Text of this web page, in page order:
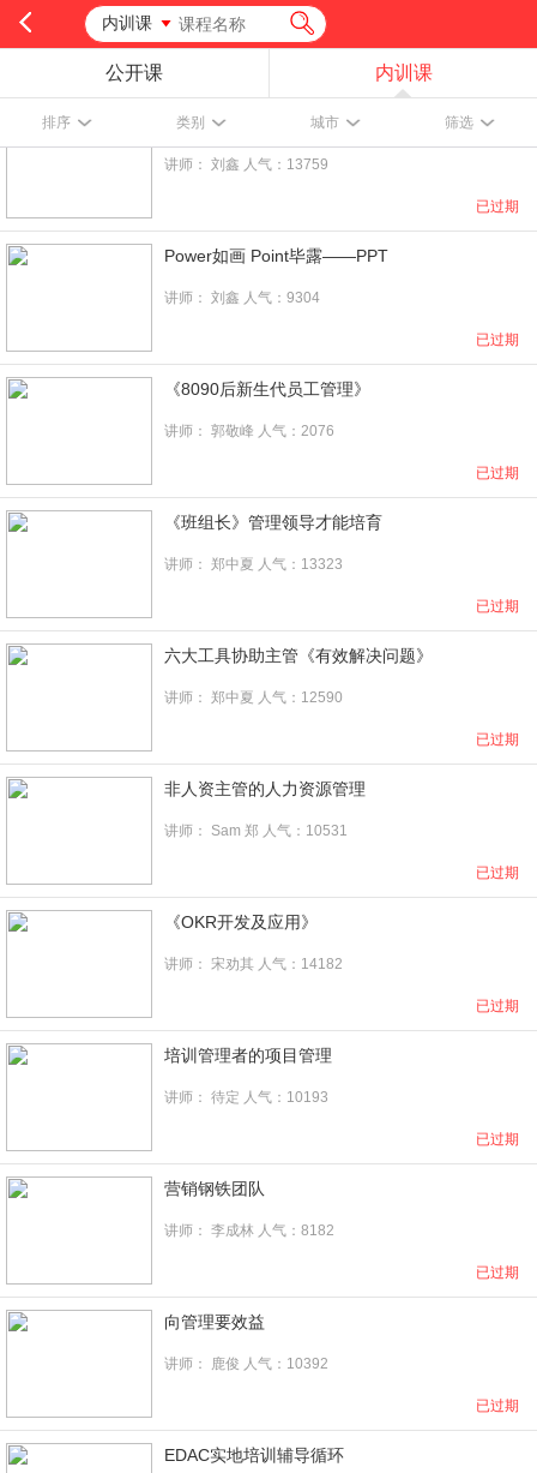
内训课
公开课 内训课
排序 类别 城市 筛选
系统性管理能力训练——管理九剑
讲师： 刘鑫 人气：13759
已过期
Power如画 Point毕露——PPT
讲师： 刘鑫 人气：9304
已过期
《8090后新生代员工管理》
讲师： 郭敬峰 人气：2076
已过期
《班组长》管理领导才能培育
讲师： 郑中夏 人气：13323
已过期
六大工具协助主管《有效解决问题》
讲师： 郑中夏 人气：12590
已过期
非人资主管的人力资源管理
讲师： Sam 郑 人气：10531
已过期
《OKR开发及应用》
讲师： 宋劝其 人气：14182
已过期
培训管理者的项目管理
讲师： 待定 人气：10193
已过期
营销钢铁团队
讲师： 李成林 人气：8182
已过期
向管理要效益
讲师： 鹿俊 人气：10392
已过期
EDAC实地培训辅导循环